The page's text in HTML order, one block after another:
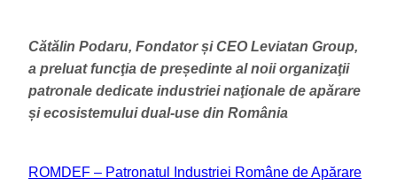
Cătălin Podaru, Fondator și CEO Leviatan Group,
a preluat funcţia de președinte al noii organizaţii
patronale dedicate industriei naţionale de apărare
și ecosistemului dual-use din România
ROMDEF – Patronatul Industriei Române de Apărare